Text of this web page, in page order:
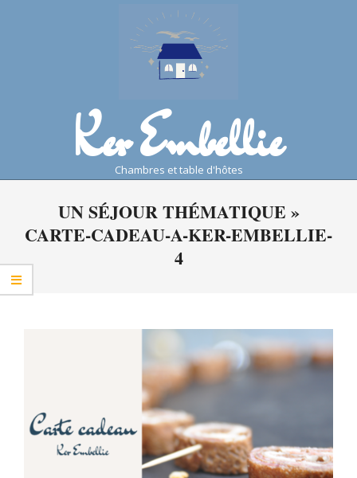
Ker Embellie
chambres et table d'hôtes
Menu
UN SÉJOUR THÉMATIQUE »
CARTE-CADEAU-A-KER-EMBELLIE-
4